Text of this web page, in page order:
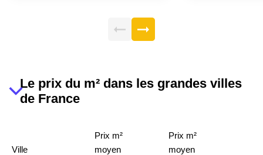
Le prix du m² dans les grandes villes
de France
Ville
Prix m²
moyen
Prix m²
moyen